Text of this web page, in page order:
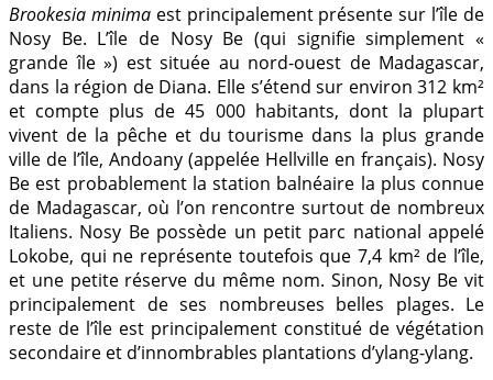
Brookesia minimaest principalement présente sur l’île de
Nosy Be. L’île de Nosy Be (qui signifie simplement «
grande île ») est située au nord-ouest de Madagascar,
dans la région de Diana. Elle s’étend sur environ 312 km²
et compte plus de 45 000 habitants, dont la plupart
vivent de la pêche et du tourisme dans la plus grande
ville de l’île, Andoany (appelée Hellville en français). Nosy
Be est probablement la station balnéaire la plus connue
de Madagascar, où l’on rencontre surtout de nombreux
Italiens. Nosy Be possède un petit parc national appelé
Lokobe, qui ne représente toutefois que 7,4 km² de l’île,
et une petite réserve du même nom. Sinon, Nosy Be vit
principalement de ses nombreuses belles plages. Le
reste de l’île est principalement constitué de végétation
secondaire et d’innombrables plantations d’ylang-ylang.